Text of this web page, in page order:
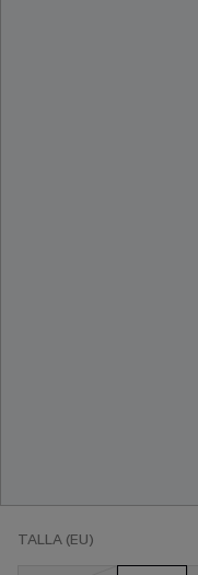
TALLA (EU)